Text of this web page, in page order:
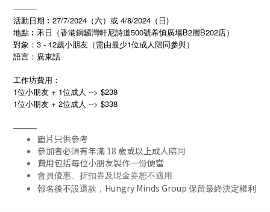
———
活動日期︰27/7/2024（六）或 4/8/2024（日)
地點︰禾日（香港銅鑼灣軒尼詩道500號希慎廣場B2層B202店）
對象：3 - 12歲小朋友（需由最少1位成人陪同參與）
語言：廣東話
工作坊費用：
1位小朋友 + 1位成人 --> $238
1位小朋友 + 2位成人 --> $338
———
圖片只供參考
參加者必須有年滿 18 歲或以上成人陪同
費用包括每位小朋友製作一份便當
會員優惠、折扣券及現金券恕不適用
報名後不設退款， Hungry Minds Group 保留最終決定權利